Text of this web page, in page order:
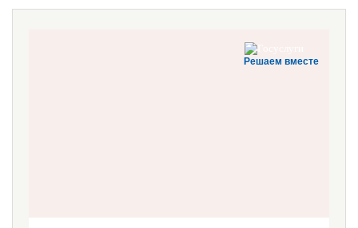
Решаем вместе